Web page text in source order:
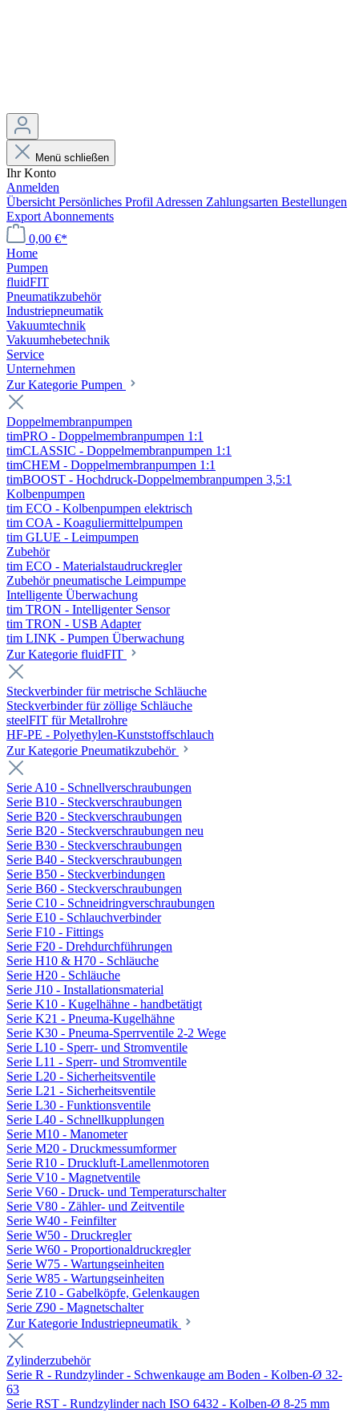
Menü schließen
Ihr Konto
Anmelden
Übersicht Persönliches Profil Adressen Zahlungsarten Bestellungen
Export Abonnements
0,00 €*
Home
Pumpen
fluidFIT
Pneumatikzubehör
Industriepneumatik
Vakuumtechnik
Vakuumhebetechnik
Service
Unternehmen
Zur Kategorie Pumpen
Doppelmembranpumpen
timPRO - Doppelmembranpumpen 1:1
timCLASSIC - Doppelmembranpumpen 1:1
timCHEM - Doppelmembranpumpen 1:1
timBOOST - Hochdruck-Doppelmembranpumpen 3,5:1
Kolbenpumpen
tim ECO - Kolbenpumpen elektrisch
tim COA - Koaguliermittelpumpen
tim GLUE - Leimpumpen
Zubehör
tim ECO - Materialstaudruckregler
Zubehör pneumatische Leimpumpe
Intelligente Überwachung
tim TRON - Intelligenter Sensor
tim TRON - USB Adapter
tim LINK - Pumpen Überwachung
Zur Kategorie fluidFIT
Steckverbinder für metrische Schläuche
Steckverbinder für zöllige Schläuche
steelFIT für Metallrohre
HF-PE - Polyethylen-Kunststoffschlauch
Zur Kategorie Pneumatikzubehör
Serie A10 - Schnellverschraubungen
Serie B10 - Steckverschraubungen
Serie B20 - Steckverschraubungen
Serie B20 - Steckverschraubungen neu
Serie B30 - Steckverschraubungen
Serie B40 - Steckverschraubungen
Serie B50 - Steckverbindungen
Serie B60 - Steckverschraubungen
Serie C10 - Schneidringverschraubungen
Serie E10 - Schlauchverbinder
Serie F10 - Fittings
Serie F20 - Drehdurchführungen
Serie H10 & H70 - Schläuche
Serie H20 - Schläuche
Serie J10 - Installationsmaterial
Serie K10 - Kugelhähne - handbetätigt
Serie K21 - Pneuma-Kugelhähne
Serie K30 - Pneuma-Sperrventile 2-2 Wege
Serie L10 - Sperr- und Stromventile
Serie L11 - Sperr- und Stromventile
Serie L20 - Sicherheitsventile
Serie L21 - Sicherheitsventile
Serie L30 - Funktionsventile
Serie L40 - Schnellkupplungen
Serie M10 - Manometer
Serie M20 - Druckmessumformer
Serie R10 - Druckluft-Lamellenmotoren
Serie V10 - Magnetventile
Serie V60 - Druck- und Temperaturschalter
Serie V80 - Zähler- und Zeitventile
Serie W40 - Feinfilter
Serie W50 - Druckregler
Serie W60 - Proportionaldruckregler
Serie W75 - Wartungseinheiten
Serie W85 - Wartungseinheiten
Serie Z10 - Gabelköpfe, Gelenkaugen
Serie Z90 - Magnetschalter
Zur Kategorie Industriepneumatik
Zylinderzubehör
Serie R - Rundzylinder - Schwenkauge am Boden - Kolben-Ø 32-
63
Serie RST - Rundzylinder nach ISO 6432 - Kolben-Ø 8-25 mm